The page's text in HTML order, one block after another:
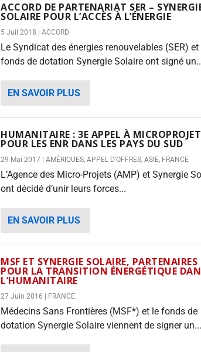
ACCORD DE PARTENARIAT SER –
SOLAIRE POUR L’ACCÈS À L’ÉNERGIE
5 Juil 2018 ACCORD
Le Syndicat des énergies renouvelables (SER) et
fonds de dotation Synergie Solaire ont signé
EN SAVOIR PLUS
HUMANITAIRE : 3E APPEL À
POUR LES ENR DANS LES PAYS DU SUD
29 Mai 2017 AMÉRIQUES, APPEL D'OFFRES, ASIE, FRANCE
L’Agence des Micro-Projets (AMP) et Synergie
ont décidé d’unir leurs forces...
EN SAVOIR PLUS
MSF ET SYNERGIE SOLAIRE, PARTENAIRES
POUR LA TRANSITION ÉNERGÉTIQUE
L’HUMANITAIRE
27 Juin 2016 FRANCE
Médecins Sans Frontières (MSF*) et le fonds de
dotation Synergie Solaire viennent de signer un...